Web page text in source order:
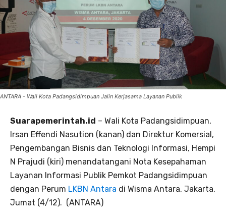
ANTARA - Wali Kota Padangsidimpuan Jalin Kerjasama Layanan Publik
Suarapemerintah.id – Wali Kota Padangsidimpuan,
Irsan Effendi Nasution (kanan) dan Direktur Komersial,
Pengembangan Bisnis dan Teknologi Informasi, Hempi
N Prajudi (kiri) menandatangani Nota Kesepahaman
Layanan Informasi Publik Pemkot Padangsidimpuan
dengan Perum LKBN Antara di Wisma Antara, Jakarta,
Jumat (4/12). (ANTARA)